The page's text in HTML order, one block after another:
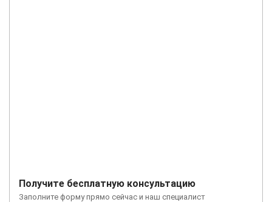
Получите бесплатную консультацию
Заполните форму прямо сейчас и наш специалист